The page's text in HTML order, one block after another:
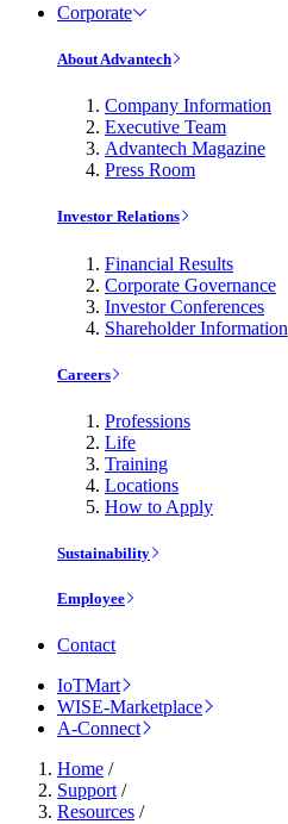
Corporate
About Advantech
Company Information
Executive Team
Advantech Magazine
Press Room
Investor Relations
Financial Results
Corporate Governance
Investor Conferences
Shareholder Information
Careers
Professions
Life
Training
Locations
How to Apply
Sustainability
Employee
Contact
IoTMart
WISE-Marketplace
A-Connect
Home /
Support /
Resources /